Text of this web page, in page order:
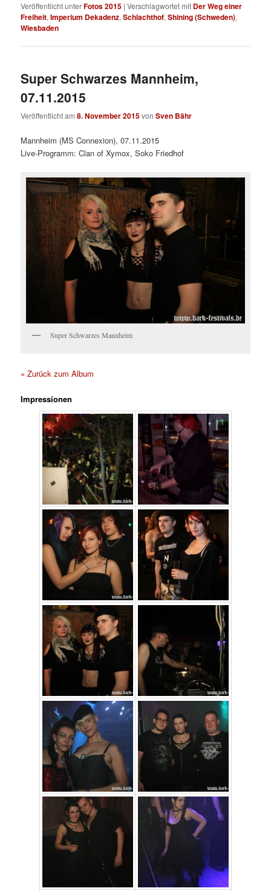
Veröffentlicht unterFotos 2015 |Verschlagwortet mit Der Weg einer
Freiheit,Imperium Dekadenz,Schlachthof,Shining (Schweden),
Wiesbaden
Super Schwarzes Mannheim,
07.11.2015
Veröffentlicht am8. November 2015vonSven Bähr
Mannheim (MS Connexion), 07.11.2015
Live-Programm: Clan of Xymox, Soko Friedhof
Super Schwarzes Mannheim
« Zurück zum Album
Impressionen